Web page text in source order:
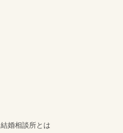
結婚相談所とは